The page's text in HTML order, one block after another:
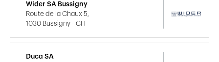
Wider SA Bussigny
Route de la Chaux 5,
1030 Bussigny - CH
Duca SA